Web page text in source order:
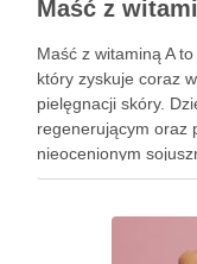
Maść z witaminą A
który zyskuje coraz
pielęgnacji skóry.
regenerującym oraz
nieocenionym
takimi jak